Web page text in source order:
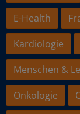
E-Health
Kardiologie
Menschen &
Onkologie